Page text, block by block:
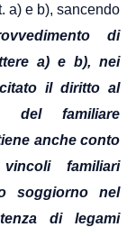
a) e b), sancendo
di
a) e b), nei
il diritto al
del familiare
anche conto
familiari
soggiorno nel
di legami